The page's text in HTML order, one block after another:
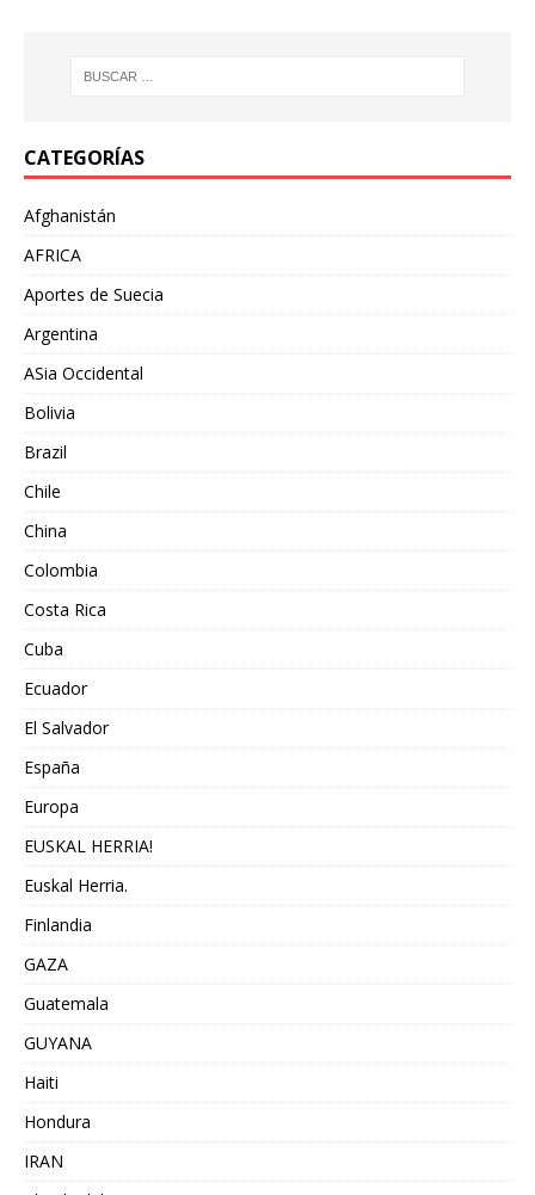
CATEGORÍAS
Afghanistán
AFRICA
Aportes de Suecia
Argentina
ASia Occidental
Bolivia
Brazil
Chile
China
Colombia
Costa Rica
Cuba
Ecuador
El Salvador
España
Europa
EUSKAL HERRIA!
Euskal Herria.
Finlandia
GAZA
Guatemala
GUYANA
Haiti
Hondura
IRAN